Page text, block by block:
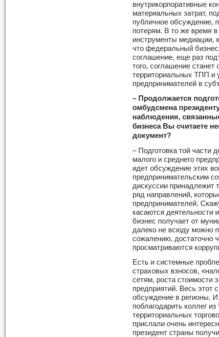
внутрикорпоративные
материальных затрат,
публичное обсуждение,
потерям. В то же время
инструменты медиации,
что федеральный
соглашение, еще раз
того, соглашение станет
территориальных ТПП и
предпринимателей в
– Продолжается
омбудсмена
наблюдения,
бизнеса Вы считаете
документ?
– Подготовка той части
малого и среднего
идет обсуждение этих
предпринимательским
дискуссии
ряд направлений,
предпринимателей.
касаются деятельности
бизнес получает от
далеко не всюду можно
сожалению, достаточно
просматриваются
Есть и системные
страховых взносов,
сетям, роста стоимости
предприятий. Весь этот
обсуждение в регионы.
поблагодарить коллег
территориальных
прислали очень
президент страны